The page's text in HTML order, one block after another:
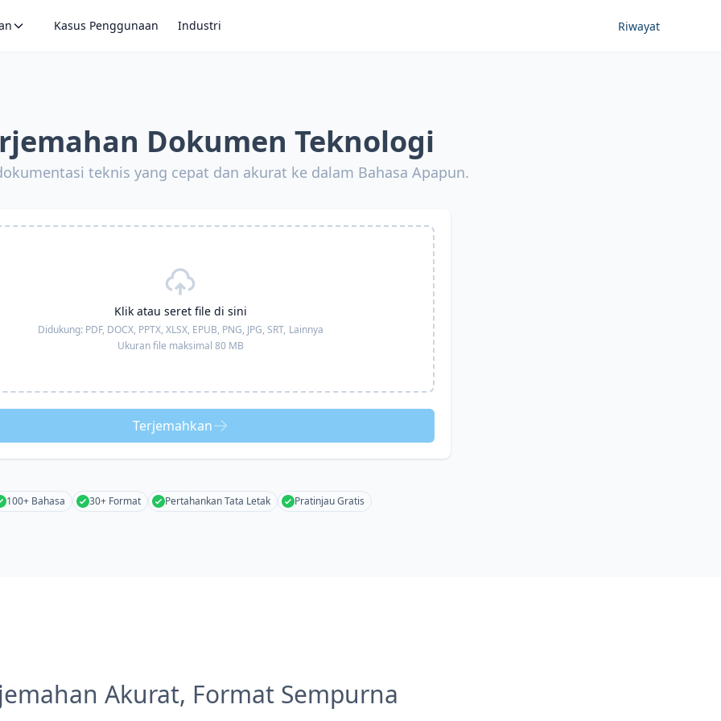
Kasus Penggunaan Industri Riwayat
Dokumen Teknologi
teknis yang cepat dan akurat ke dalam Bahasa Apapun.
Klik atau seret file di sini
Didukung: PDF, DOCX, PPTX, XLSX, EPUB, PNG, JPG, SRT, Lainnya
Ukuran file maksimal 80 MB
Terjemahkan
100+ Bahasa 30+ Format Pertahankan Tata Letak Pratinjau Gratis
Akurat, Format Sempurna